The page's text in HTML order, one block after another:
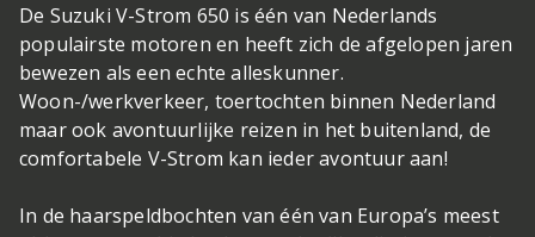
De Suzuki V-Strom 650 is één van Nederlands
populairste motoren en heeft zich de afgelopen jaren
bewezen als een echte alleskunner.
Woon-/werkverkeer, toertochten binnen Nederland
maar ook avontuurlijke reizen in het buitenland, de
comfortabele V-Strom kan ieder avontuur aan!
In de haarspeldbochten van één van Europa’s meest